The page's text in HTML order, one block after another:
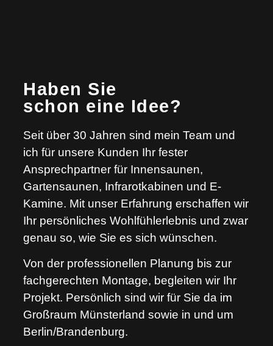
Haben Sie
schon eine Idee?
Seit über 30 Jahren sind mein Team und
ich für unsere Kunden Ihr fester
Ansprechpartner für Innensaunen,
Gartensaunen, Infrarotkabinen und E-
Kamine. Mit unser Erfahrung erschaffen wir
Ihr persönliches Wohlfühlerlebnis und zwar
genau so, wie Sie es sich wünschen.
Von der professionellen Planung bis zur
fachgerechten Montage, begleiten wir Ihr
Projekt. Persönlich sind wir für Sie da im
Großraum Münsterland sowie in und um
Berlin/Brandenburg.